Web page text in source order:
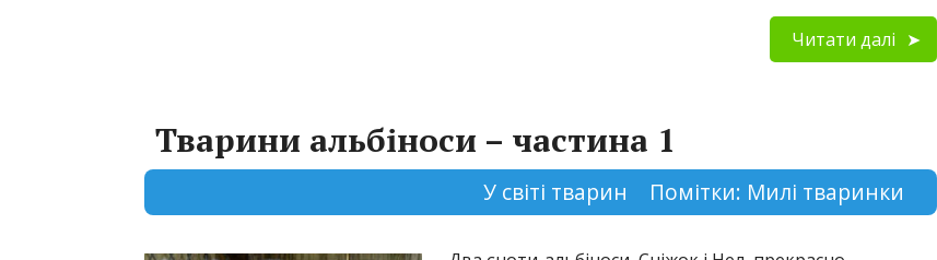
Читати далі
Тварини альбіноси – частина 1
У світі тварин Помітки: Милі тваринки